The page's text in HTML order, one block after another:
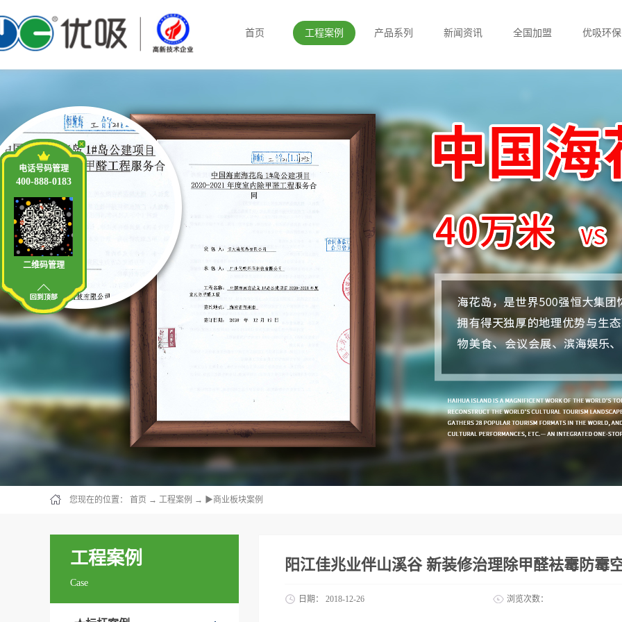
首页 工程案例 产品系列 新闻资讯 全国加盟 优吸环保
您现在的位置： 首页 → 工程案例 → ▶商业板块案例
工程案例
Case
阳江佳兆业伴山溪谷 新装修治理除甲醛袪霉防霉
日期： 2018-12-26 浏览次数：
电话号码管理
400-888-0183
二维码管理